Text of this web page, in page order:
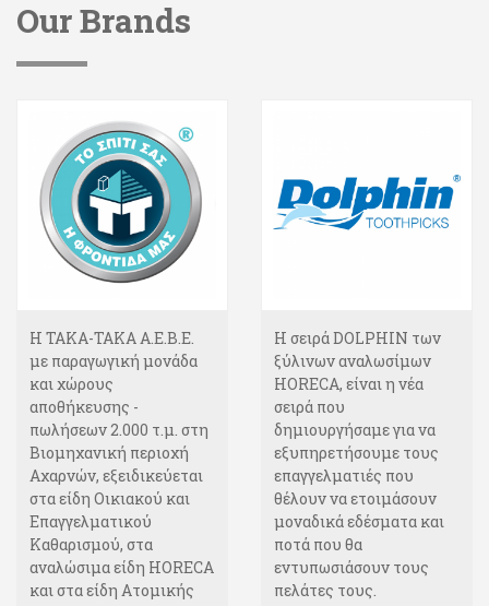
Our Brands
Η ΤΑΚΑ-ΤΑΚΑ Α.Ε.Β.Ε.
με παραγωγική μονάδα
και χώρους
αποθήκευσης -
πωλήσεων 2.000 τ.μ. στη
Βιομηχανική περιοχή
Αχαρνών, εξειδικεύεται
στα είδη Οικιακού και
Επαγγελματικού
Καθαρισμού, στα
αναλώσιμα είδη HORECA
και στα είδη Ατομικής
Η σειρά DOLPHIΝ των
ξύλινων αναλωσίμων
HORECA, είναι η νέα
σειρά που
δημιουργήσαμε για να
εξυπηρετήσουμε τους
επαγγελματιές που
θέλουν να ετοιμάσουν
μοναδικά εδέσματα και
ποτά που θα
εντυπωσιάσουν τους
πελάτες τους.